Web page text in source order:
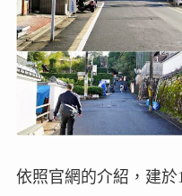
依照官網的介紹，建